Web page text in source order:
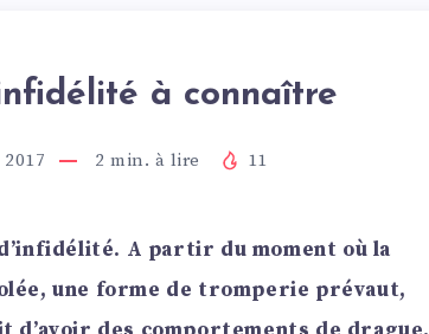
à connaître
2 min. à lire 11
A partir du moment où la
une forme de tromperie prévaut,